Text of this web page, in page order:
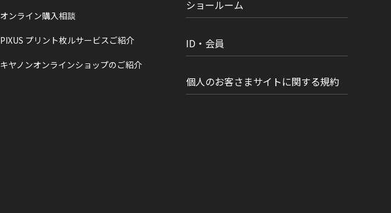
オンライン購入相談
PIXUS プリント枚ルサービスご紹介
キヤノンオンラインショップのご紹介
ショールーム
ID・会員
個人のお客さまサイトに関する規約